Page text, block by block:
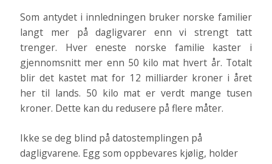
Som antydet i innledningen bruker norske familier
langt mer på dagligvarer enn vi strengt tatt
trenger. Hver eneste norske familie kaster i
gjennomsnitt mer enn 50 kilo mat hvert år. Totalt
blir det kastet mat for 12 milliarder kroner i året
her til lands. 50 kilo mat er verdt mange tusen
kroner. Dette kan du redusere på flere måter.
Ikke se deg blind på datostemplingen på
dagligvarene. Egg som oppbevares kjølig, holder